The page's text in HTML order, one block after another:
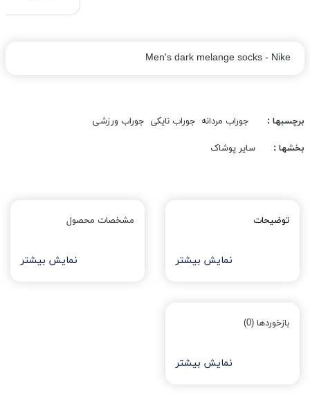
Men's dark melange socks - Nike
برچسبها : جوراب مردانه جوراب نایکی جوراب ورزشی
بخشها : سایر پوشاک
توضیحات
نمایش بیشتر
مشخصات محصول
نمایش بیشتر
بازخوردها (0)
نمایش بیشتر